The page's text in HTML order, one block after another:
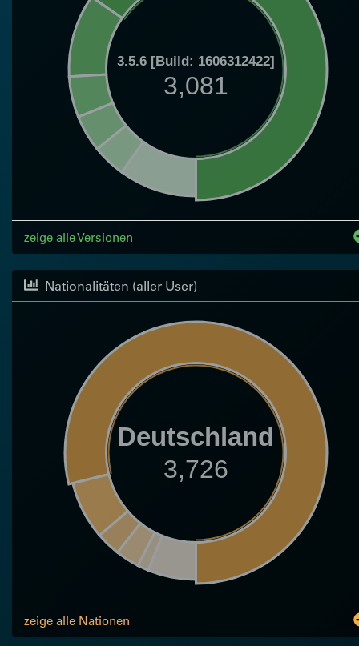
3.5.6 [Build: 1606312422]
3,081
zeige alle Versionen
Nationalitäten (aller User)
Deutschland
3,726
zeige alle Nationen